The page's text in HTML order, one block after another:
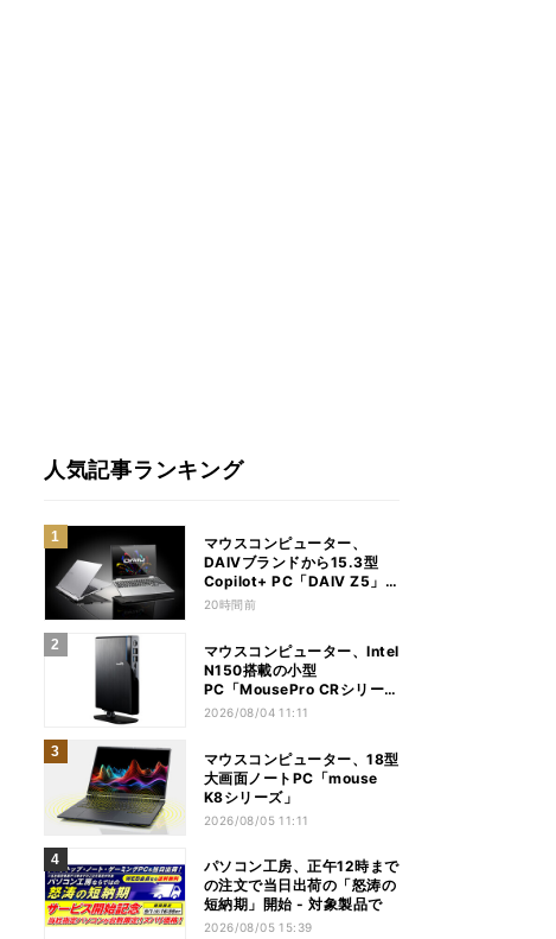
人気記事ランキング
マウスコンピューター、
DAIVブランドから15.3型
Copilot+ PC「DAIV Z5」
発売
20時間前
マウスコンピューター、Intel
N150搭載の小型
PC「MousePro CRシリー
ズ」
2026/08/04 11:11
マウスコンピューター、18型
大画面ノートPC「mouse
K8シリーズ」
2026/08/05 11:11
パソコン工房、正午12時まで
の注文で当日出荷の「怒涛の
短納期」開始 - 対象製品で
2026/08/05 15:39